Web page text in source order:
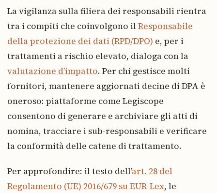
La vigilanza sulla filiera dei responsabili rientra
tra i compiti che coinvolgono il Responsabile
della protezione dei dati (RPD/DPO) e, per i
trattamenti a rischio elevato, dialoga con la
valutazione d’impatto. Per chi gestisce molti
fornitori, mantenere aggiornati decine di DPA è
oneroso: piattaforme come Legiscope
consentono di generare e archiviare gli atti di
nomina, tracciare i sub-responsabili e verificare
la conformità delle catene di trattamento.
Per approfondire: il testo dell’art. 28 del
Regolamento (UE) 2016/679 su EUR-Lex, le